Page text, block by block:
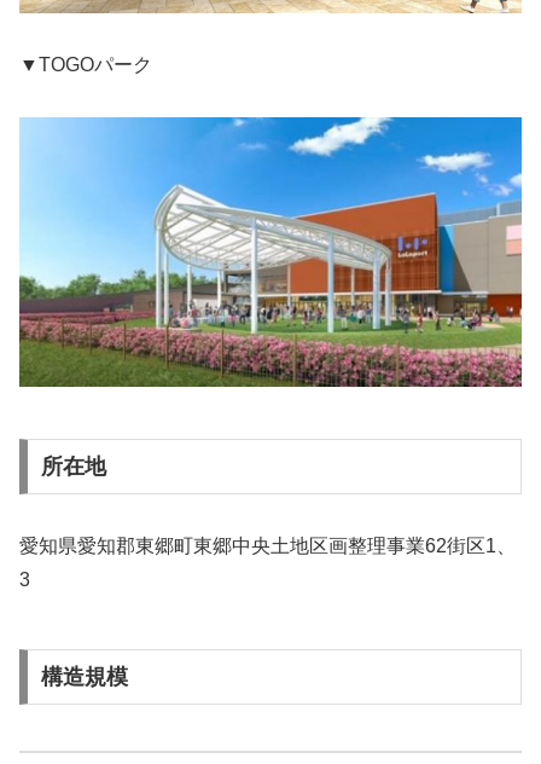
▼TOGOパーク
所在地
愛知県愛知郡東郷町東郷中央土地区画整理事業62街区1、
3
構造規模